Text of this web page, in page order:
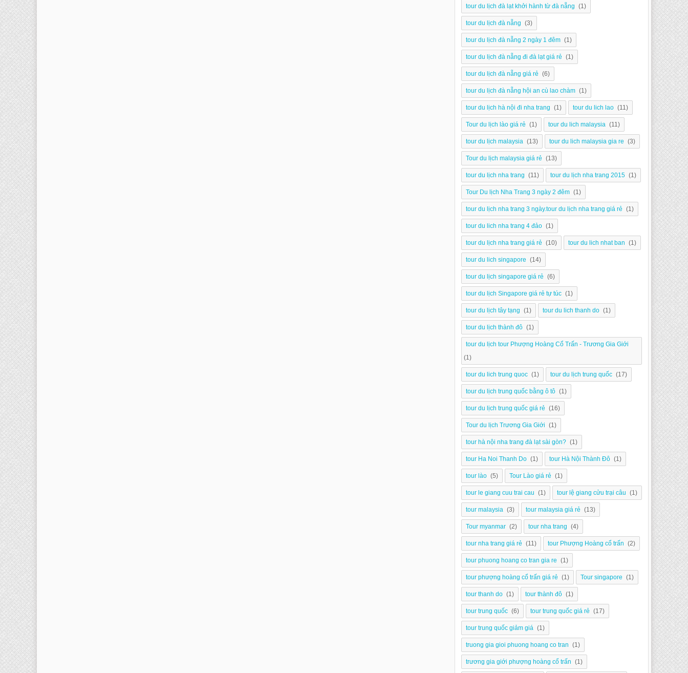
tour du lịch đà lạt khởi hành từ đà nẵng (1)
tour du lịch đà nẵng (3)
tour du lịch đà nẵng 2 ngày 1 đêm (1)
tour du lịch đà nẵng đi đà lạt giá rẻ (1)
tour du lịch đà nẵng giá rẻ (6)
tour du lịch đà nẵng hội an cù lao chàm (1)
tour du lịch hà nội đi nha trang (1) tour du lich lao (11)
Tour du lịch lào giá rẻ (1) tour du lich malaysia (11)
tour du lịch malaysia (13) tour du lich malaysia gia re (3)
Tour du lịch malaysia giá rẻ (13)
tour du lịch nha trang (11) tour du lịch nha trang 2015 (1)
Tour Du lịch Nha Trang 3 ngày 2 đêm (1)
tour du lịch nha trang 3 ngày.tour du lịch nha trang giá rẻ (1)
tour du lich nha trang 4 đảo (1)
tour du lịch nha trang giá rẻ (10) tour du lich nhat ban (1)
tour du lich singapore (14)
tour du lịch singapore giá rẻ (6)
tour du lịch Singapore giá rẻ tự túc (1)
tour du lịch tây tạng (1) tour du lich thanh do (1)
tour du lịch thành đô (1)
tour du lịch tour Phượng Hoàng Cổ Trấn - Trương Gia Giới
(1)
tour du lich trung quoc (1) tour du lịch trung quốc (17)
tour du lịch trung quốc bằng ô tô (1)
tour du lịch trung quốc giá rẻ (16)
Tour du lịch Trương Gia Giới (1)
tour hà nội nha trang đà lạt sài gòn? (1)
tour Ha Noi Thanh Do (1) tour Hà Nội Thành Đô (1)
tour lào (5) Tour Lào giá rẻ (1)
tour le giang cuu trai cau (1) tour lệ giang cửu trại câu (1)
tour malaysia (3) tour malaysia giá rẻ (13)
Tour myanmar (2) tour nha trang (4)
tour nha trang giá rẻ (11) tour Phượng Hoàng cổ trấn (2)
tour phuong hoang co tran gia re (1)
tour phượng hoàng cổ trấn giá rẻ (1) Tour singapore (1)
tour thanh do (1) tour thành đô (1)
tour trung quốc (6) tour trung quốc giá rẻ (17)
tour trung quốc giảm giá (1)
truong gia gioi phuong hoang co tran (1)
trương gia giới phượng hoàng cổ trấn (1)